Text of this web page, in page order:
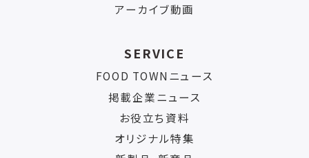
アーカイブ動画
SERVICE
FOOD TOWNニュース
掲載企業ニュース
お役立ち資料
オリジナル特集